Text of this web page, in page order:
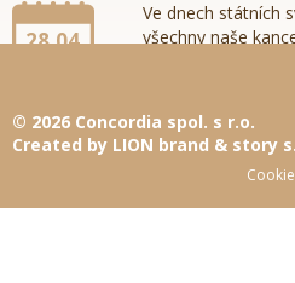
28.04.
Ve dnech státních
všechny naše
můžete volat tel.
Pohotovostní
zajišťována nepřetržitě na
596614560 a 603454033.
© 2026 Concordia spol. s r.o.
Created by LION brand & story
Cookie